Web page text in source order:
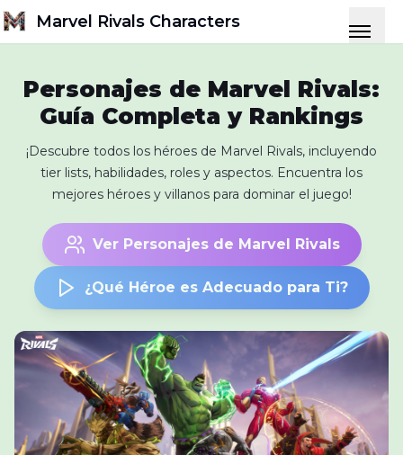
Marvel Rivals Characters
Personajes de Marvel Rivals:
Guía Completa y Rankings
¡Descubre todos los héroes de Marvel Rivals, incluyendo
tier lists, habilidades, roles y aspectos. Encuentra los
mejores héroes y villanos para dominar el juego!
Ver Personajes de Marvel Rivals
¿Qué Héroe es Adecuado para Ti?